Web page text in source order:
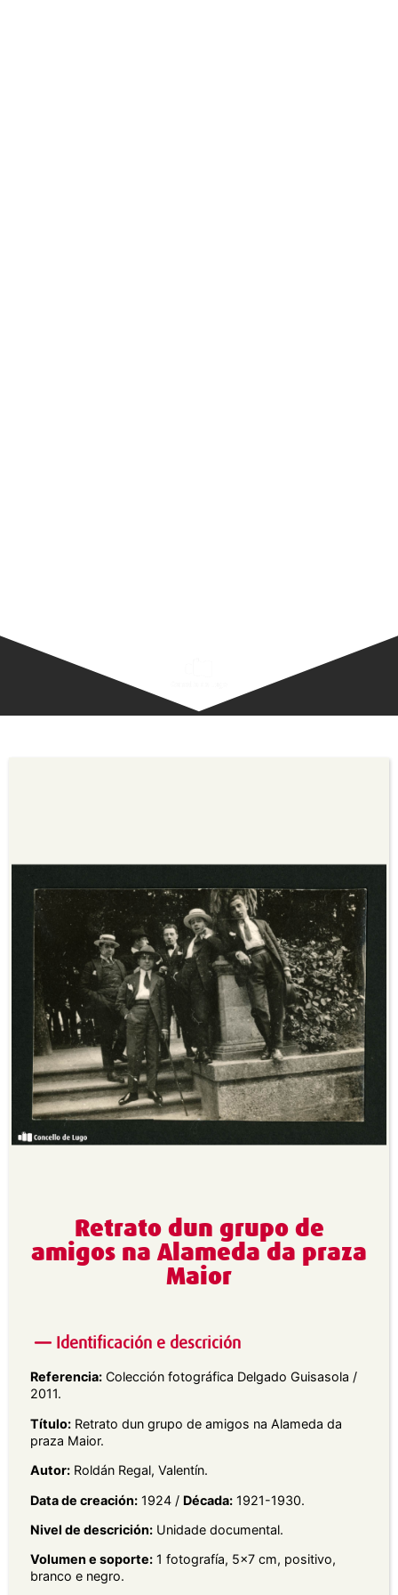
Retrato dun grupo de
amigos na Alameda da praza
Maior
Identificación e descrición
Referencia: Colección fotográfica Delgado Guisasola /
2011.
Título: Retrato dun grupo de amigos na Alameda da
praza Maior.
Autor: Roldán Regal, Valentín.
Data de creación: 1924 / Década: 1921-1930.
Nivel de descrición: Unidade documental.
Volumen e soporte: 1 fotografía, 5×7 cm, positivo,
branco e negro.